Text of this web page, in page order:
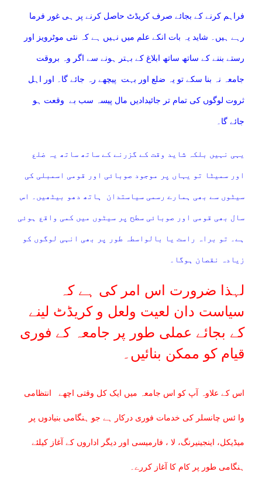
فراہم کرنے کے بجائے صرف کریڈٹ حاصل کرنے پر ہی غور فرما
رہے ہیں۔ شاید یہ بات انکے علم میں نہیں ہے کہ نئی موٹرویز اور
رستے بننے کے ساتھ ساتھ ابلاغ کے بہتر ہونے سے اگر وہ بروقت
جامعہ نہ بنا سکے تو یہ ضلع اور بہت پیچھے رہ جائے گا۔ اور اہل
ثروت لوگوں کی تمام تر جائیدادیں مال پیسہ سب بے وقعت ہو
جائے گا۔
یہی نہیں بلکہ شاید وقت کے گزرنے کے ساتھ ساتھ یہ ضلع
اور سمیٹا تو یہاں پر موجود صوبائی اور قومی اسمبلی کی
سیٹوں سے بھی ہمارے رسمی سیاستدان ہاتھ دھو بیٹھیں۔ اس
سال بھی قومی اور صوبائی سطح پر سیٹوں میں کمی واقع ہوئی
ہے۔ تو براہ راست یا بالواسطہ طور پر بھی انہی لوگوں کو
زیادہ نقصان ہوگا۔
لہذا ضرورت اس امر کی ہے کہ
سیاست دان لعيت ولعل و کریڈٹ لینے
کے بجائے عملی طور پر جامعہ کے فوری
قیام کو ممکن بنائیں۔
اس کے علاوہ آپ کو اس جامعہ میں ایک کل وقتی اچھے انتظامی
وا ئس چانسلر کی خدمات فوری درکار ہے جو ہنگامی بنیادوں پر
میڈیکل، اینجینیرنگ، لا ، فارمیسی اور دیگر اداروں کے آغاز کیلئے
ہنگامی طور پر کام کا آغاز کررے۔